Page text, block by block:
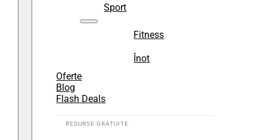
Sport
Fitness
Înot
Oferte
Blog
Flash Deals